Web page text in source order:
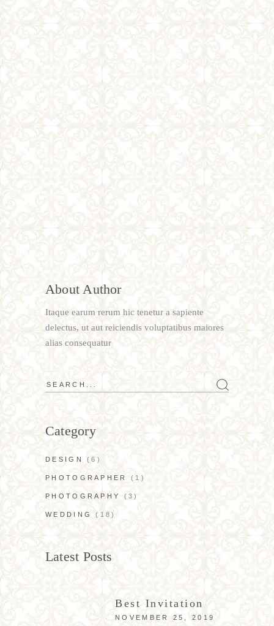
About Author
Itaque earum rerum hic tenetur a sapiente
delectus, ut aut reiciendis voluptatibus maiores
alias consequatur
Category
DESIGN (6)
PHOTOGRAPHER (1)
PHOTOGRAPHY (3)
WEDDING (18)
Latest Posts
Best Invitation
NOVEMBER 25, 2019